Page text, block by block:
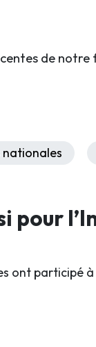
de
nationales
pour
ont participé